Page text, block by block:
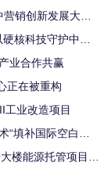
营销创新发展大会
核科技守护中国
业合作共赢
正在被重构
工业改造项目
“填补国际空白，
楼能源托管项目迎